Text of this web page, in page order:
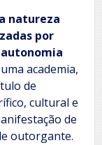
natureza
por
academia,
de
cultural e
de
outorgante.